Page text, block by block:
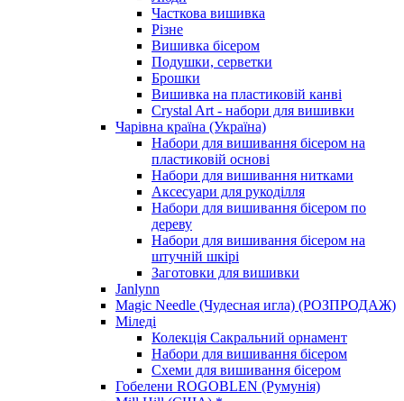
Часткова вишивка
Різне
Вишивка бісером
Подушки, серветки
Брошки
Вишивка на пластиковій канві
Crystal Art - набори для вишивки
Чарівна країна (Україна)
Набори для вишивання бісером на
пластиковій основі
Набори для вишивання нитками
Аксесуари для рукоділля
Набори для вишивання бісером по
дереву
Набори для вишивання бісером на
штучній шкірі
Заготовки для вишивки
Janlynn
Magic Needle (Чудесная игла) (РОЗПРОДАЖ)
Міледі
Колекція Сакральний орнамент
Набори для вишивання бісером
Схеми для вишивання бісером
Гобелени ROGOBLEN (Румунія)